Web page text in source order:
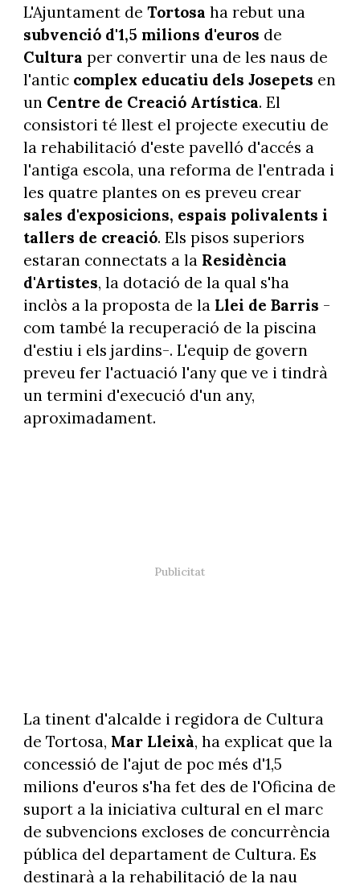
L'Ajuntament de Tortosa ha rebut una
subvenció d'1,5 milions d'euros de
Cultura per convertir una de les naus de
l'antic complex educatiu dels Josepets en
un Centre de Creació Artística. El
consistori té llest el projecte executiu de
la rehabilitació d'este pavelló d'accés a
l'antiga escola, una reforma de l'entrada i
les quatre plantes on es preveu crear
sales d'exposicions, espais polivalents i
tallers de creació. Els pisos superiors
estaran connectats a la Residència
d'Artistes, la dotació de la qual s'ha
inclòs a la proposta de la Llei de Barris -
com també la recuperació de la piscina
d'estiu i els jardins-. L'equip de govern
preveu fer l'actuació l'any que ve i tindrà
un termini d'execució d'un any,
aproximadament.
La tinent d'alcalde i regidora de Cultura
de Tortosa, Mar Lleixà, ha explicat que la
concessió de l'ajut de poc més d'1,5
milions d'euros s'ha fet des de l'Oficina de
suport a la iniciativa cultural en el marc
de subvencions excloses de concurrència
pública del departament de Cultura. Es
destinarà a la rehabilitació de la nau